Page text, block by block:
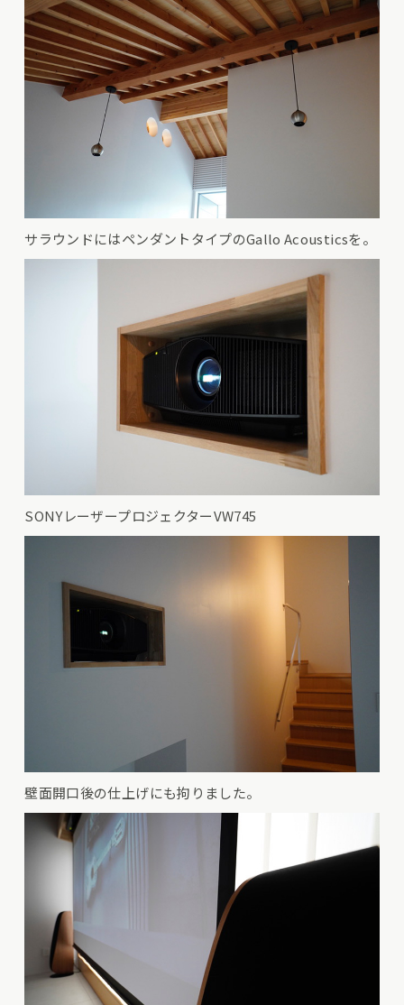
サラウンドにはペンダントタイプのGallo Acousticsを。
SONYレーザープロジェクターVW745
壁面開口後の仕上げにも拘りました。